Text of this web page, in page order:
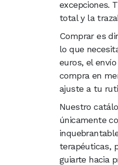
excepciones.
total y la
Comprar es
lo que
euros, el
compra en
ajuste a tu
Nuestro
únicamente
terapéuticas,
guiarte hacia